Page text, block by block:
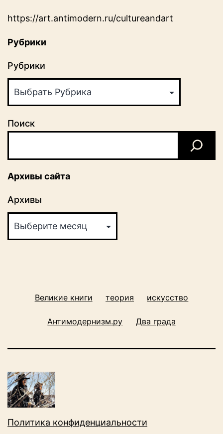
https://art.antimodern.ru/cultureandart
Рубрики
Рубрики
Поиск
Архивы сайта
Архивы
Великие книги теория искусство
Антимодернизм.ру Два града
Политика конфиденциальности